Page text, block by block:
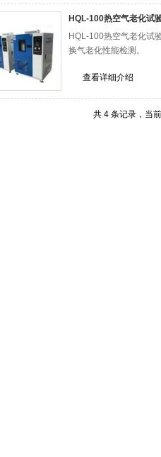
HQL-100热空气老化试
HQL-100热空气老化试
换气老化性能检测。
查看详细介绍
共 4 条记录，当